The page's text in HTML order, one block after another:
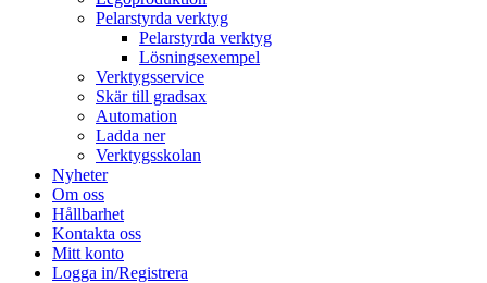
Pelarstyrda verktyg
Pelarstyrda verktyg
Lösningsexempel
Verktygsservice
Skär till gradsax
Automation
Ladda ner
Verktygsskolan
Nyheter
Om oss
Hållbarhet
Kontakta oss
Mitt konto
Logga in/Registrera